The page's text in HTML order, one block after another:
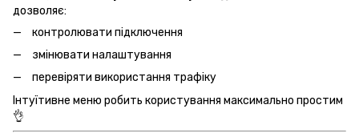
дозволяє:
контролювати підключення
змінювати налаштування
перевіряти використання трафіку
Інтуїтивне меню робить користування максимально простим
👌